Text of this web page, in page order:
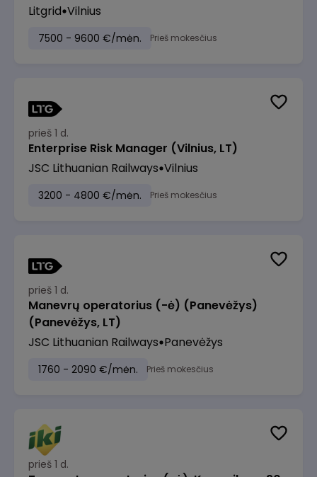
Litgrid Vilnius
7500 - 9600 €/mėn. Prieš mokesčius
prieš 1 d.
Enterprise Risk Manager (Vilnius, LT)
JSC Lithuanian Railways Vilnius
3200 - 4800 €/mėn. Prieš mokesčius
prieš 1 d.
Manevrų operatorius (-ė) (Panevėžys)
(Panevėžys, LT)
JSC Lithuanian Railways Panevėžys
1760 - 2090 €/mėn. Prieš mokesčius
prieš 1 d.